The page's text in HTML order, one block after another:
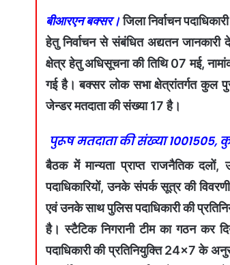
बीआरएन बक्सर।जिला निर्वाचन
हेतु निर्वाचन से संबंधित अद्यतन
क्षेत्र हेतु अधिसूचना की तिथि 07 मई,
गई है। बक्सर लोक सभा क्षेत्रांतर्गत कुल
जेन्डर मतदाता की संख्या 17 है।
पुरूष मतदाता की संख्या 1001505,
बैठक में मान्यता प्राप्त राजनैतिक
पदाधिकारियों, उनके संपर्क सूत्र की
एवं उनके साथ पुलिस पदाधिकारी की
है। स्टैटिक निगरानी टीम का गठन कर
पदाधिकारी की प्रतिनियुक्ति 24×7 के